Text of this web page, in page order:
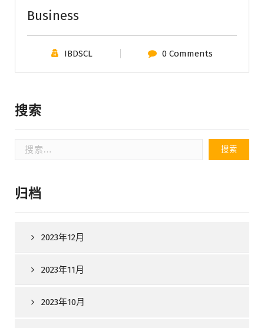
Business
IBDSCL 0 Comments
搜索
归档
2023年12月
2023年11月
2023年10月